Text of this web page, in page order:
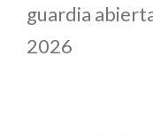
guardia
2026